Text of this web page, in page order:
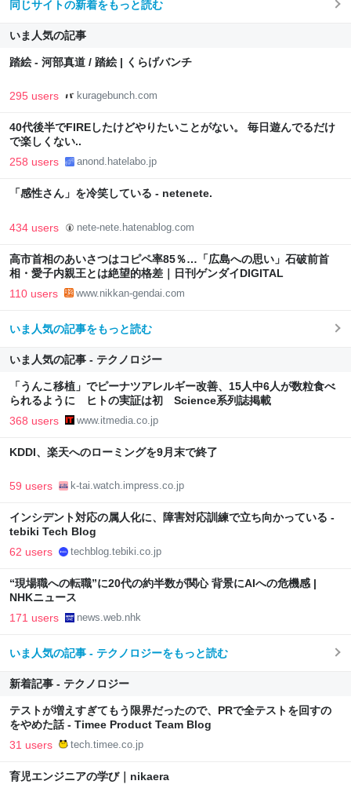
同じサイトの新着をもっと読む
いま人気の記事
踏絵 - 河部真道 / 踏絵 | くらげバンチ
295 users kuragebunch.com
40代後半でFIREしたけどやりたいことがない。 毎日遊んでるだけ
で楽しくない..
258 users anond.hatelabo.jp
「感性さん」を冷笑している - netenete.
434 users nete-nete.hatenablog.com
高市首相のあいさつはコピペ率85％…「広島への思い」石破前首
相・愛子内親王とは絶望的格差｜日刊ゲンダイDIGITAL
110 users www.nikkan-gendai.com
いま人気の記事をもっと読む
いま人気の記事 - テクノロジー
「うんこ移植」でピーナツアレルギー改善、15人中6人が数粒食べ
られるように ヒトの実証は初 Science系列誌掲載
368 users www.itmedia.co.jp
KDDI、楽天へのローミングを9月末で終了
59 users k-tai.watch.impress.co.jp
インシデント対応の属人化に、障害対応訓練で立ち向かっている -
tebiki Tech Blog
62 users techblog.tebiki.co.jp
“現場職への転職”に20代の約半数が関心 背景にAIへの危機感 |
NHKニュース
171 users news.web.nhk
いま人気の記事 - テクノロジーをもっと読む
新着記事 - テクノロジー
テストが増えすぎてもう限界だったので、PRで全テストを回すの
をやめた話 - Timee Product Team Blog
31 users tech.timee.co.jp
育児エンジニアの学び｜nikaera